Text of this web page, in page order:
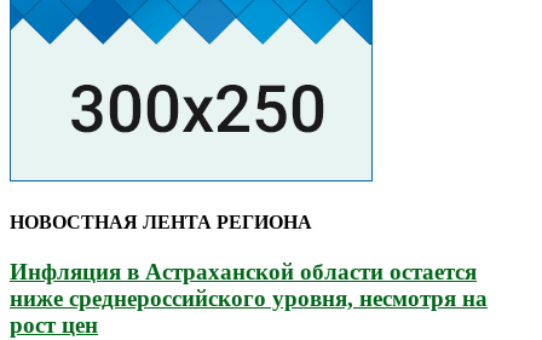
НОВОСТНАЯ ЛЕНТА РЕГИОНА
Инфляция в Астраханской области остается
ниже среднероссийского уровня, несмотря на
рост цен